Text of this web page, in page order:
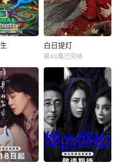
观众最感
前沿、最
选题。追
新，鼓励
强调雅
一群人在市场听
歌，音乐打断后猜
下一句歌词，答对
获得美食
生
业、不
龄的魔力s
结！进阶
已就位，
歌的极致
欢乐解
唱的氛
同诞生年
白日提灯
陈飞宇
魏哲鸣
改编自黎青燃小说
《白日提灯》。
天赋卓然的鬼王
贺思慕，在休
白日提灯
第40集已完结